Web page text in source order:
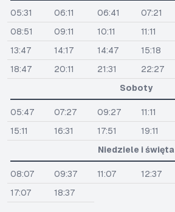
05:31 06:11 06:41 07:21
08:51
09:11 10:11 11:11
13:47
14:17 14:47 15:18
18:47
20:11 21:31
22:27
Soboty
05:47 07:27 09:27 11:11
15:11
16:31 17:51 19:11
Niedziele i święta
08:07 09:37 11:07 12:37
17:07
18:37